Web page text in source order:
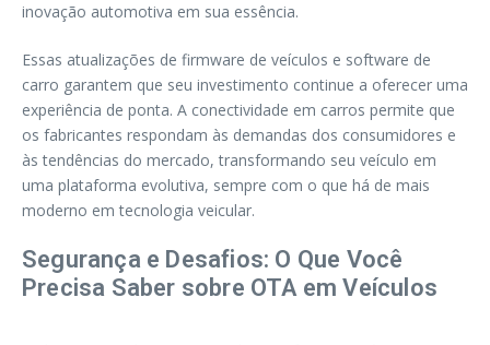
inovação automotiva em sua essência.
Essas atualizações de firmware de veículos e software de
carro garantem que seu investimento continue a oferecer uma
experiência de ponta. A conectividade em carros permite que
os fabricantes respondam às demandas dos consumidores e
às tendências do mercado, transformando seu veículo em
uma plataforma evolutiva, sempre com o que há de mais
moderno em tecnologia veicular.
Segurança e Desafios: O Que Você
Precisa Saber sobre OTA em Veículos